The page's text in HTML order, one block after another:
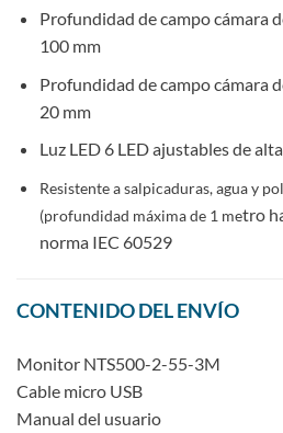
Profundidad de campo cámara
100 mm
Profundidad de campo cámara
20 mm
Luz LED 6 LED ajustables de
Resistente a salpicaduras, agua y
(profundidad máxima de 1 metro
norma IEC 60529
CONTENIDO DEL ENVÍO
Monitor NTS500-2-55-3M
Cable micro USB
Manual del usuario